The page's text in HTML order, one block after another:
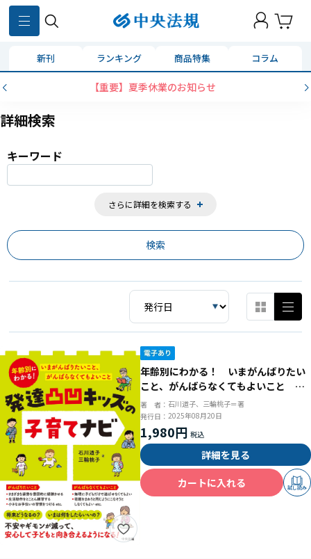
新刊 ランキング 商品特集 コラム
【重要】夏季休業のお知らせ
詳細検索
キーワード
さらに詳細を検索する
859
年齢別にわかる！ いまがんばりたい
こと、がんばらなくてもよいこと 発
達凸凹キッズの子育てナビ
著 者： 石川道子、三輪桃子＝著
発行日： 2025年08月20日
1,980円
詳細を見る
カートに入れる
試し読み